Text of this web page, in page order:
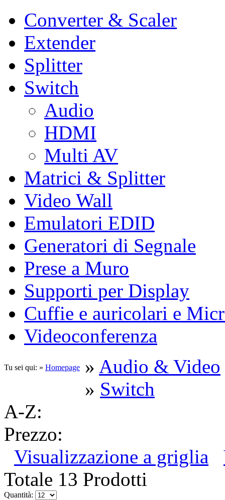
Converter & Scaler
Extender
Splitter
Switch
Audio
HDMI
Multi AV
Matrici & Splitter
Video Wall
Emulatori EDID
Generatori di Segnale
Prese a Muro
Supporti per Display
Cuffie e auricolari e
Videoconferenza
Tu sei qui: » Homepage » Audio & Video
» Switch
A-Z:
Prezzo:
Visualizzazione a griglia
Totale 13 Prodotti
Quantità: